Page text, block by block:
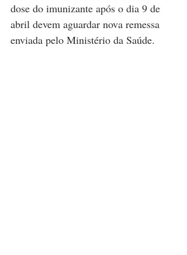
dose do imunizante após o dia 9 de
abril devem aguardar nova remessa
enviada pelo Ministério da Saúde.